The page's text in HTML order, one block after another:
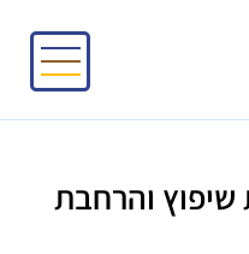
שיפוץ והרחבת